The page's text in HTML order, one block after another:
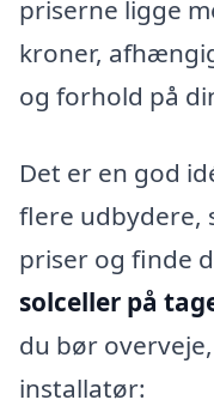
priserne ligge
kroner,
og forhold på
Det er en god
flere udbydere,
priser og finde
solceller på
du bør
installatør: